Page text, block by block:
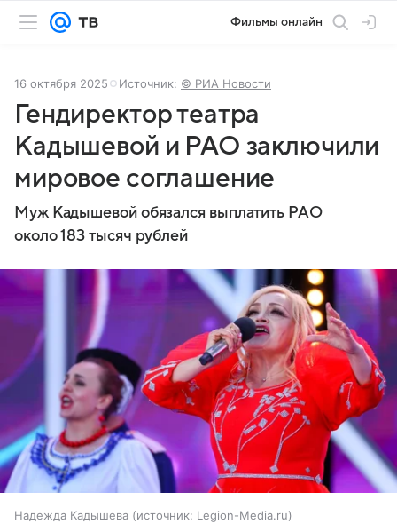
Фильмы онлайн
16 октября 2025 Источник: © РИА Новости
Гендиректор театра
Кадышевой и РАО заключили
мировое соглашение
Муж Кадышевой обязался выплатить РАО
около 183 тысяч рублей
Надежда Кадышева источник: Legion-Media.ru